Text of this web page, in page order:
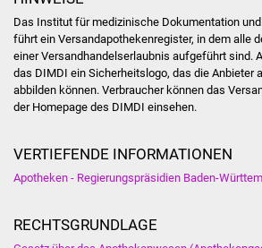
Soziale
Kirchen
Das Institut für medizinische Dokumentation
führt ein Versandapothekenregister, in dem alle
einer Versandhandelserlaubnis aufgeführt sind.
das DIMDI ein Sicherheitslogo, das die Anbieter
abbilden können. Verbraucher können das
der Homepage des DIMDI einsehen.
VERTIEFENDE INFORMATIONEN
Apotheken - Regierungspräsidien Baden-
RECHTSGRUNDLAGE